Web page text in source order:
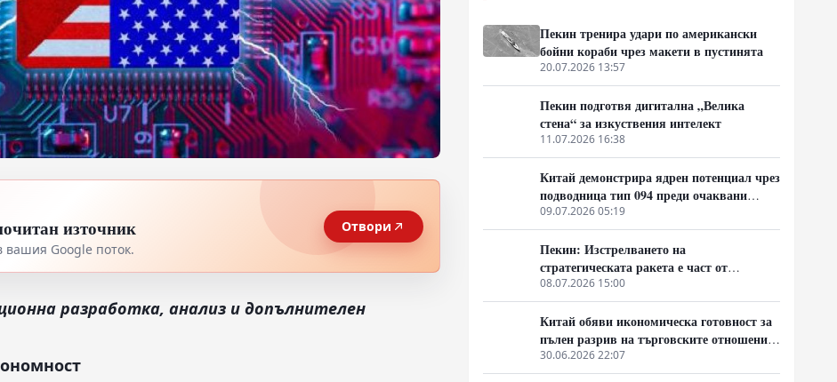
източник
Google поток.
Отвори
разработка, анализ и допълнителен
Пекин тренира удари по американски
бойни кораби чрез макети в пустинята
20.07.2026 13:57
Пекин подготвя дигитална „Велика
стена“ за изкуствения интелект
11.07.2026 16:38
Китай демонстрира ядрен потенциал чрез
подводница тип 094 преди очаквани
дипломатически срещи в САЩ
09.07.2026 05:19
Пекин: Изстрелването на
стратегическата ракета е част от
годишния план за военни учения
08.07.2026 15:00
Китай обяви икономическа готовност за
пълен разрив на търговските отношения
с Европа
30.06.2026 22:07